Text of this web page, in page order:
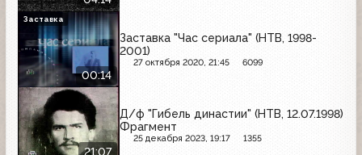
00:14
Заставка "Час сериала" (НТВ, 1998-
2001)
27 октября 2020, 21:45 6099
Заставка
21:07
Д/ф "Гибель династии" (НТВ, 12.07.1998)
Фрагмент
25 декабря 2023, 19:17 1355